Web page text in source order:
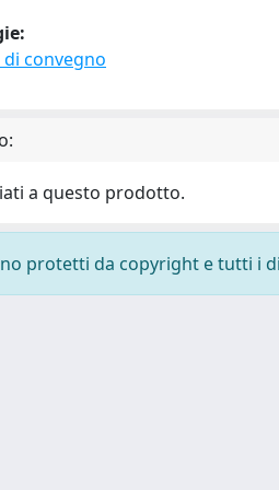
convegno
a questo prodotto.
protetti da copyright e tutti i